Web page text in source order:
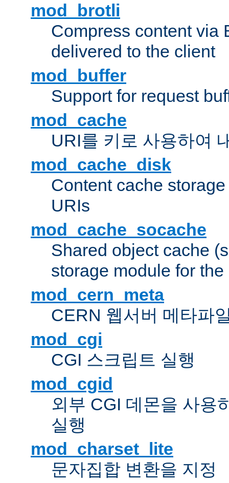
mod_brotli
Compress content via
delivered to the client
mod_buffer
Support for request
mod_cache
URI를 키로 사용하여
mod_cache_disk
Content cache
URIs
mod_cache_socache
Shared object cache
storage module for
mod_cern_meta
CERN 웹서버 메타파
mod_cgi
CGI 스크립트 실행
mod_cgid
외부 CGI 데몬을 사용
실행
mod_charset_lite
문자집합 변환을 지정